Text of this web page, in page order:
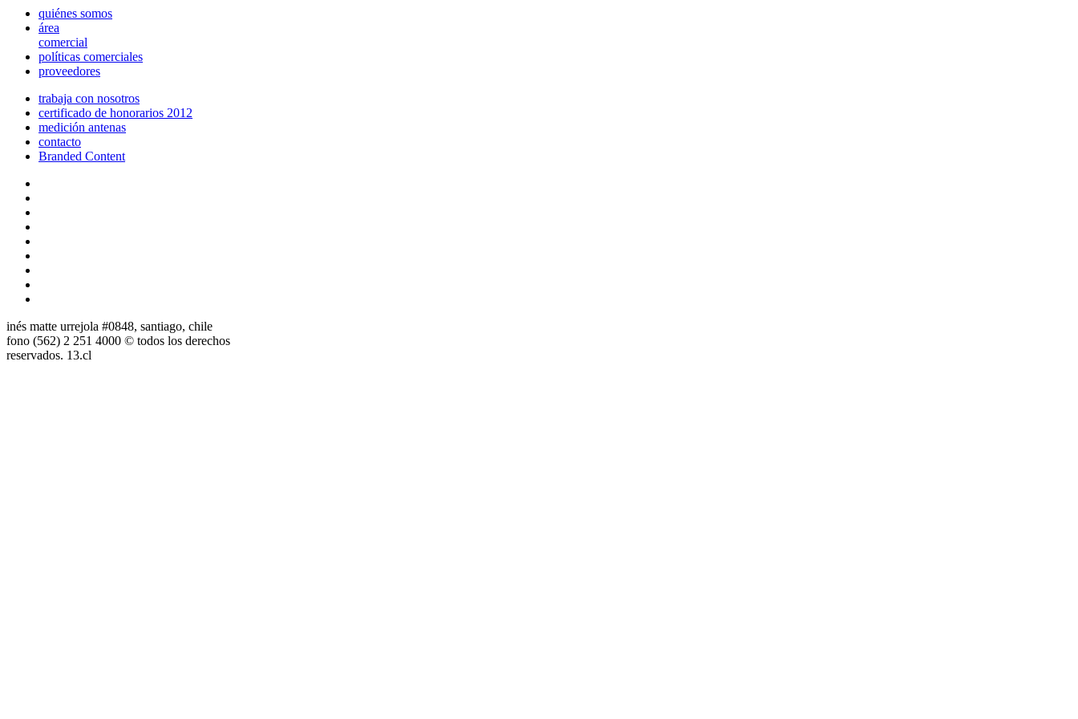
quiénes somos
área
comercial
políticas comerciales
proveedores
trabaja con nosotros
certificado de honorarios 2012
medición antenas
contacto
Branded Content
inés matte urrejola #0848, santiago, chile
fono (562) 2 251 4000 © todos los derechos
reservados. 13.cl